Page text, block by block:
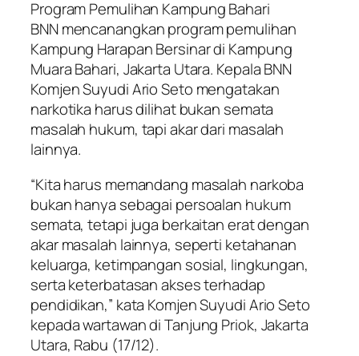
Program Pemulihan Kampung Bahari
BNN mencanangkan program pemulihan
Kampung Harapan Bersinar di Kampung
Muara Bahari, Jakarta Utara. Kepala BNN
Komjen Suyudi Ario Seto mengatakan
narkotika harus dilihat bukan semata
masalah hukum, tapi akar dari masalah
lainnya.
“Kita harus memandang masalah narkoba
bukan hanya sebagai persoalan hukum
semata, tetapi juga berkaitan erat dengan
akar masalah lainnya, seperti ketahanan
keluarga, ketimpangan sosial, lingkungan,
serta keterbatasan akses terhadap
pendidikan,” kata Komjen Suyudi Ario Seto
kepada wartawan di Tanjung Priok, Jakarta
Utara, Rabu (17/12).